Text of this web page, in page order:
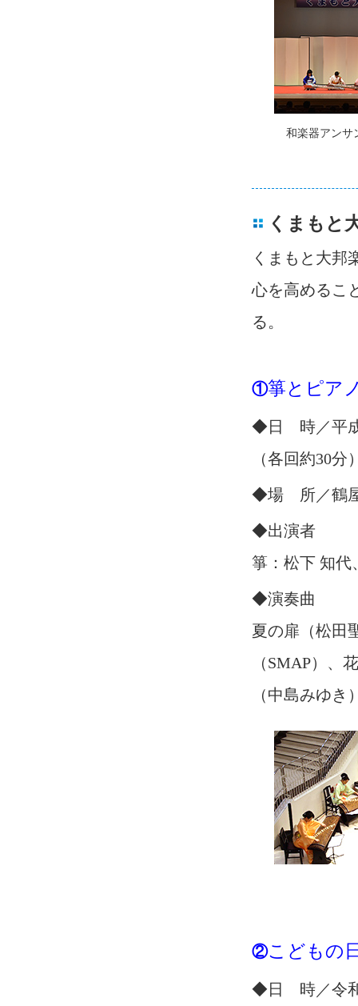
和楽器アンサ
くまもと
くまもと大邦
心を高めるこ
る。
①箏とピア
◆日 時／平
（各回約30分
◆場 所／鶴
◆出演者
箏：松下 知代
◆演奏曲
夏の扉（松田
（SMAP）、
（中島みゆき
②こどもの
◆日 時／令和